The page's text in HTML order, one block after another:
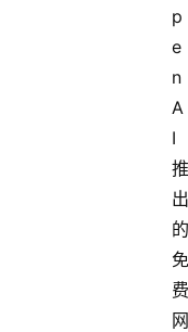
p
e
n
A
I
推
出
的
免
费
网